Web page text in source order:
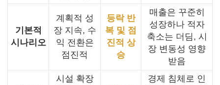
기본적
시나리오
계획적 성
장 지속, 수
익 전환은
점진적
등락 반
복 및 점
진적 상
승
매출은 꾸준히
성장하나 적자
축소는 더딤, 시
장 변동성 영향
받음
시설 확장
경제 침체로 인